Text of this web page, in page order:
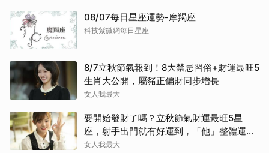
08/07每日星座運勢-摩羯座
科技紫微網每日星座
8/7立秋節氣報到！8大禁忌習俗+財運最旺5
生肖大公開，屬豬正偏財同步增長
女人我最大
要開始發財了嗎？立秋節氣財運最旺5星
座，射手出門就有好運到，「他」整體運勢
將走上坡
女人我最大